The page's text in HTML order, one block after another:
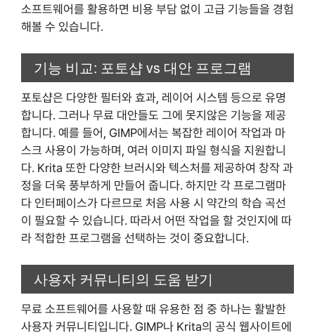
소프트웨어를 활용하면 비용 부담 없이 고급 기능들을 경험
해볼 수 있습니다.
기능 비교: 포토샵 vs 대안 프로그램
포토샵은 다양한 필터와 효과, 레이어 시스템 등으로 유명
합니다. 그러나 무료 대안들도 그에 못지않은 기능을 제공
합니다. 예를 들어, GIMP에서는 복잡한 레이어 작업과 마
스크 사용이 가능하며, 여러 이미지 파일 형식을 지원합니
다. Krita 또한 다양한 브러시와 텍스처를 제공하여 창작 과
정을 더욱 풍부하게 만들어 줍니다. 하지만 각 프로그램마
다 인터페이스가 다르므로 처음 사용 시 약간의 학습 곡선
이 필요할 수 있습니다. 따라서 어떤 작업을 할 것인지에 따
라 적합한 프로그램을 선택하는 것이 중요합니다.
사용자 커뮤니티의 도움 받기
무료 소프트웨어를 사용할 때 유용한 점 중 하나는 활발한
사용자 커뮤니티입니다. GIMP나 Krita의 공식 웹사이트에